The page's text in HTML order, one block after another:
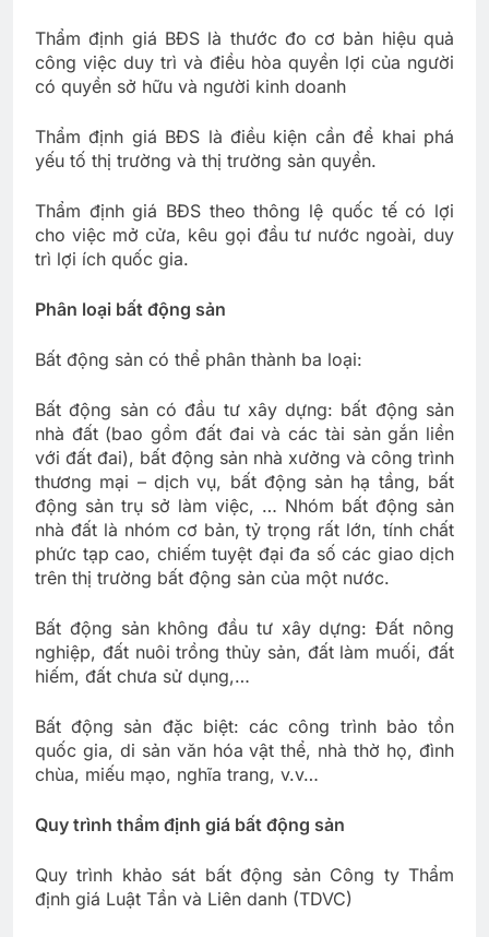
Thẩm định giá BĐS là thước đo cơ bản hiệu quả
công việc duy trì và điều hòa quyền lợi của người
có quyền sở hữu và người kinh doanh
Thẩm định giá BĐS là điều kiện cần để khai phá
yếu tố thị trường và thị trường sản quyền.
Thẩm định giá BĐS theo thông lệ quốc tế có lợi
cho việc mở cửa, kêu gọi đầu tư nước ngoài, duy
trì lợi ích quốc gia.
Phân loại bất động sản
Bất động sản có thể phân thành ba loại:
Bất động sản có đầu tư xây dựng: bất động sản
nhà đất (bao gồm đất đai và các tài sản gắn liền
với đất đai), bất động sản nhà xưởng và công trình
thương mại – dịch vụ, bất động sản hạ tầng, bất
động sản trụ sở làm việc, … Nhóm bất động sản
nhà đất là nhóm cơ bản, tỷ trọng rất lớn, tính chất
phức tạp cao, chiếm tuyệt đại đa số các giao dịch
trên thị trường bất động sản của một nước.
Bất động sản không đầu tư xây dựng: Đất nông
nghiệp, đất nuôi trồng thủy sản, đất làm muối, đất
hiếm, đất chưa sử dụng,…
Bất động sản đặc biệt: các công trình bảo tồn
quốc gia, di sản văn hóa vật thể, nhà thờ họ, đình
chùa, miếu mạo, nghĩa trang, v.v…
Quy trình thẩm định giá bất động sản
Quy trình khảo sát bất động sản Công ty Thẩm
định giá Luật Tần và Liên danh (TDVC)